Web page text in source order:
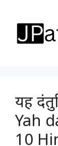
content
यह
Yah
10